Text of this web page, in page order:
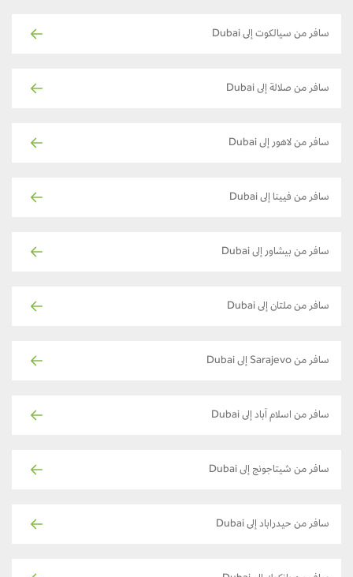
سافر من سيالكوت إلى Dubai
سافر من صلالة إلى Dubai
سافر من لاهور إلى Dubai
سافر من فيينا إلى Dubai
سافر من بيشاور إلى Dubai
سافر من ملتان إلى Dubai
سافر من Sarajevo إلى Dubai
سافر من اسلام آباد إلى Dubai
سافر من شيتاجونج إلى Dubai
سافر من حيدراباد إلى Dubai